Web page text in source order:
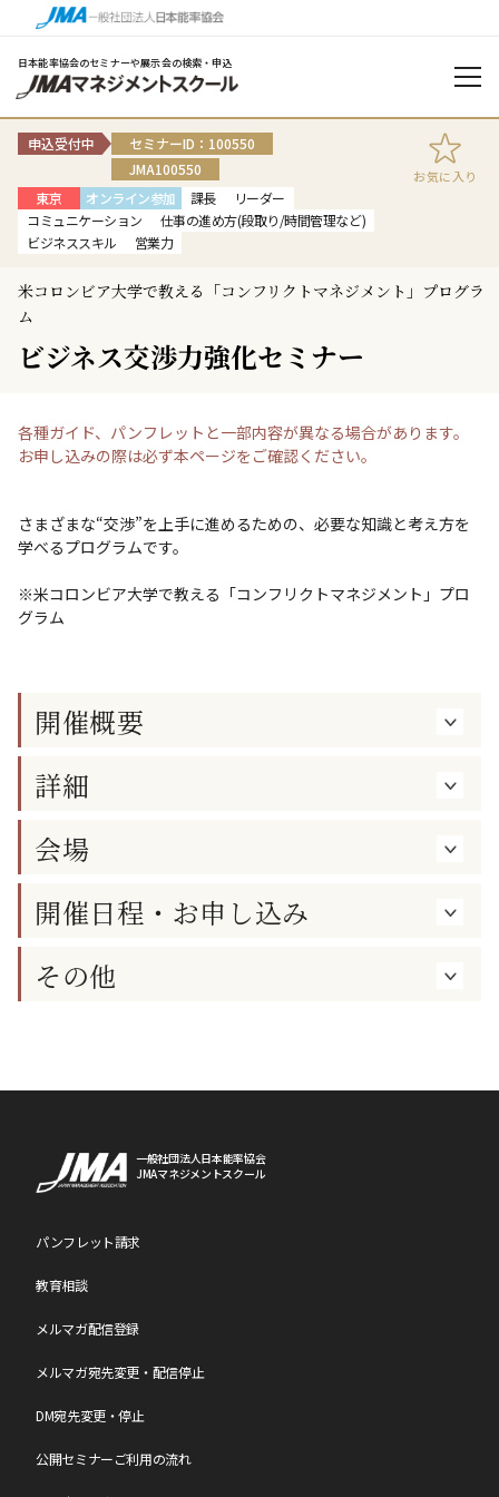
日本能率協会のセミナーや展示会の検索・申込
申込受付中
セミナーID：100550
JMA100550
東京
オンライン参加 課長
リーダー
コミュニケーション
仕事の進め方(段取り/時間管理など)
ビジネススキル
営業力
お気に入り
米コロンビア大学で教える「コンフリクトマネジメント」プログラ
ム
ビジネス交渉力強化セミナー
各種ガイド、パンフレットと一部内容が異なる場合があります。
お申し込みの際は必ず本ページをご確認ください。
さまざまな“交渉”を上手に進めるための、必要な知識と考え方を
学べるプログラムです。
※米コロンビア大学で教える「コンフリクトマネジメント」プロ
グラム
開催概要
詳細
会場
開催日程・お申し込み
その他
一般社団法人日本能率協会
JMAマネジメントスクール
パンフレット請求
教育相談
メルマガ配信登録
メルマガ宛先変更・配信停止
DM宛先変更・停止
公開セミナーご利用の流れ